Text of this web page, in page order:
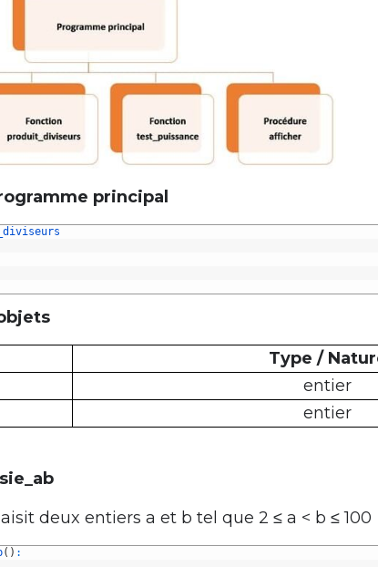
principal
Type /
entier
entier
deux entiers a et b tel que 2 ≤ a < b ≤ 100
( ) :